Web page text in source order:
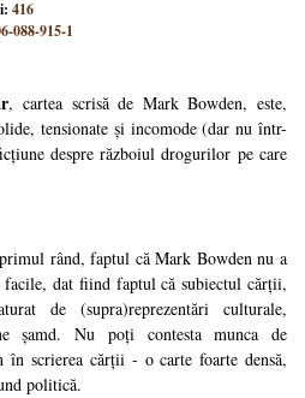
416
088-915-1
, cartea scrisă de Mark Bowden, este,
tensionate și incomode (dar nu într-
despre războiul drogurilor pe care
rând, faptul că Mark Bowden nu a
dat fiind faptul că subiectul cărții,
de (supra)reprezentări culturale,
șamd. Nu poți contesta munca de
în scrierea cărții - o carte foarte densă,
politică.